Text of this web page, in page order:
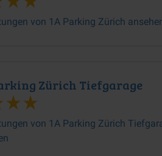
von 1A Parking Zürich
Zürich Tiefgarage
von 1A Parking Zürich